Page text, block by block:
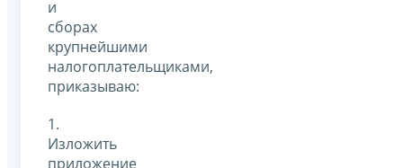
и
сборах
крупнейшими
налогоплательщиками,
приказываю:
1.
Изложить
приложение